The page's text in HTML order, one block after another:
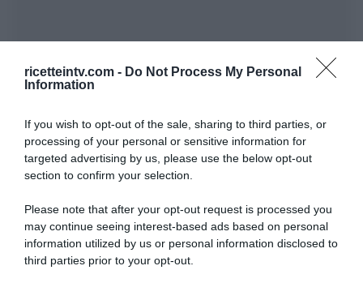
ricetteintv.com - Do Not Process My Personal
Information
If you wish to opt-out of the sale, sharing to third parties, or
processing of your personal or sensitive information for
targeted advertising by us, please use the below opt-out
section to confirm your selection.
Please note that after your opt-out request is processed you
may continue seeing interest-based ads based on personal
information utilized by us or personal information disclosed to
third parties prior to your opt-out.